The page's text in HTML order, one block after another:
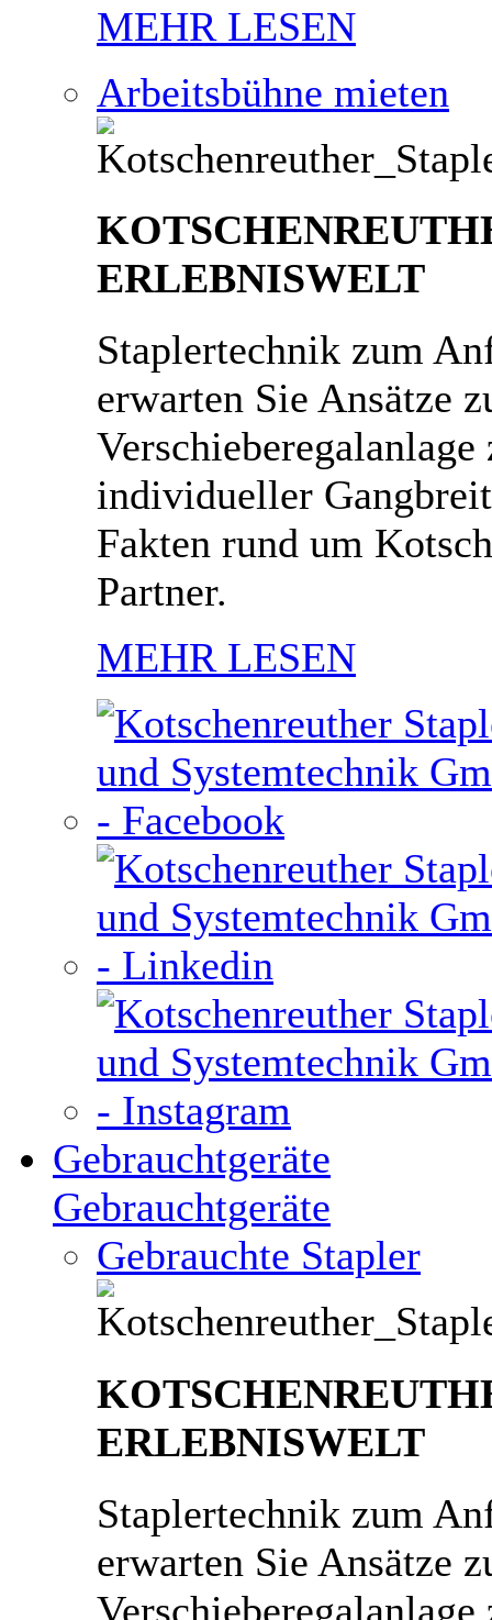
MEHR LESEN
Arbeitsbühne mieten
ERLEBNISWELT
Staplertechnik zum
erwarten Sie Ansätze
individueller
Fakten rund um
Partner.
MEHR LESEN
Gebrauchtgeräte
Gebrauchtgeräte
Gebrauchte Stapler
ERLEBNISWELT
Staplertechnik zum
erwarten Sie Ansätze